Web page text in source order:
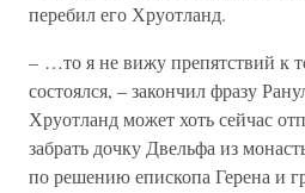
перебил его Хруотланд.
– …то я не вижу препятствий к
состоялся, – закончил фразу
Хруотланд может хоть сейчас
забрать дочку Двельфа из
по решению епископа Герена и